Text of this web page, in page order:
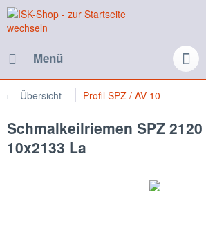
Menü
Übersicht Profil SPZ / AV 10
Schmalkeilriemen SPZ
10x2133 La